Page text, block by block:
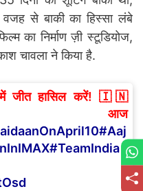
से बाकी का हिस्सा लंबे
का निर्माण ज़ी स्टूडियोज,
चावला ने किया है.
जीत हासिल करें! 🇮🇳
#Aaj
#TeamIndia